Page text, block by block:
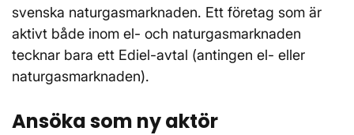
svenska naturgasmarknaden. Ett företag som är
aktivt både inom el- och naturgasmarknaden
tecknar bara ett Ediel-avtal (antingen el- eller
naturgasmarknaden).
Ansöka som ny aktör